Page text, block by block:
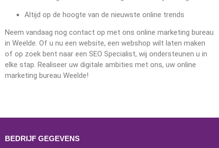
Altijd op de hoogte van de nieuwste online trends
Neem vandaag nog contact op met ons online marketing bureau
in Weelde. Of u nu een website, een webshop wilt laten maken
of op zoek bent naar een SEO Specialist, wij ondersteunen u in
elke stap. Realiseer uw digitale ambities met ons, uw online
marketing bureau Weelde!
BEDRIJF GEGEVENS